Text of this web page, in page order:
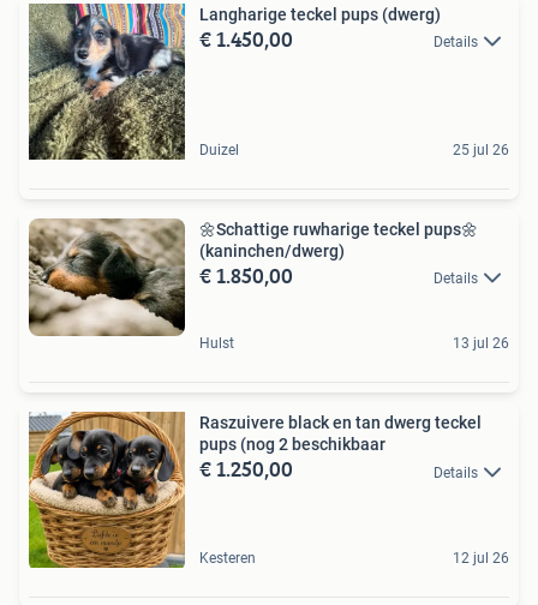
Langharige teckel pups (dwerg)
€ 1.450,00 Details
Duizel 25 jul 26
🌼Schattige ruwharige teckel pups🌼
(kaninchen/dwerg)
€ 1.850,00 Details
Hulst 13 jul 26
Raszuivere black en tan dwerg teckel
pups (nog 2 beschikbaar
€ 1.250,00 Details
Kesteren 12 jul 26